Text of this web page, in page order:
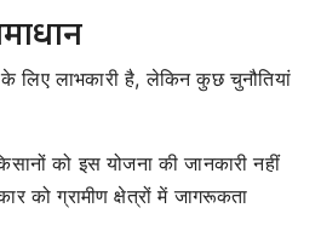
के लिए लाभकारी है, लेकिन कुछ चुनौतियां
को इस योजना की जानकारी नहीं
को ग्रामीण क्षेत्रों में जागरूकता